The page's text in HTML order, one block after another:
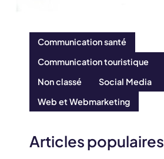
Communication santé
Communication touristique
Non classé
Social Media
Web et Webmarketing
Articles populaires